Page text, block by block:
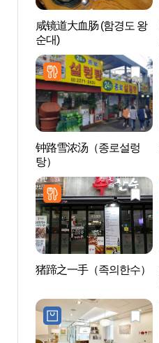
咸镜道大血肠 (함경도 왕
순대)
钟路雪浓汤（종로설렁
탕）
猪蹄之一手（족의한수）